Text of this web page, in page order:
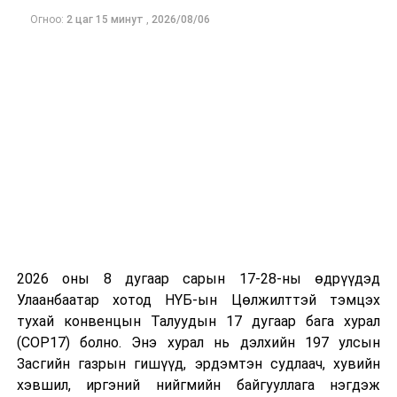
Оюутолгойн бүлэг ордын нэг хэсэг Онтрегийн
бууруулж, эмийн үнийн өсөлтийг сааруулснаар
Огноо: 2 цаг 15 минут , 2026/08/06
2026 оны 8 дугаар сарын 17-28-ны өдрүүдэд
Улаанбаатар хотод НҮБ-ын Цөлжилттэй тэмцэх
тухай конвенцын Талуудын 17 дугаар бага хурал
(COP17) болно. Энэ хурал нь дэлхийн 197 улсын
Засгийн газрын гишүүд, эрдэмтэн судлаач, хувийн
хэвшил, иргэний нийгмийн байгууллага нэгдэж